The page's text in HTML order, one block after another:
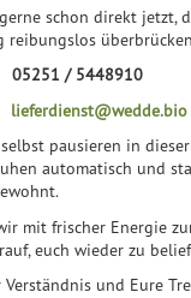
schon direkt jetzt,
reibungslos
/ 5448910
lieferdienst@wedde.bio
pausieren in
automatisch und
mit frischer Energie
euch wieder zu
und Eure
& Ketchup
Fleischersatzprodukte
& Teig
Ernährung